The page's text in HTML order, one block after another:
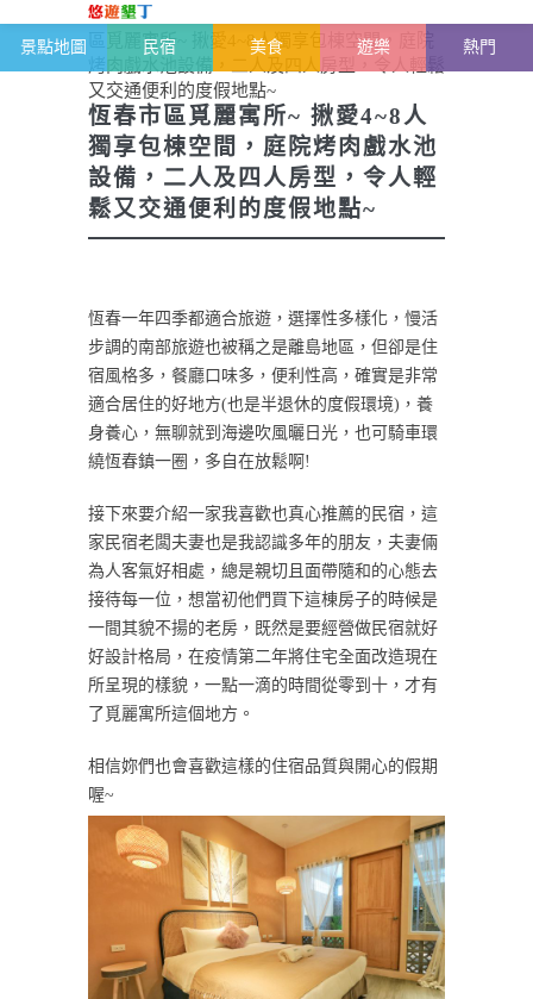
景點地圖 民宿 美食 遊樂 熱門
恆春半島-墾丁雜記
區覓麗寓所~ 揪愛4~8人獨享包棟空間，庭院
又交通便利的度假地點~
恆春市區覓麗寓所~ 揪愛4~8人
獨享包棟空間，庭院烤肉戲水池
設備，二人及四人房型，令人輕
鬆又交通便利的度假地點~
恆春一年四季都適合旅遊，選擇性多樣化，慢活
步調的南部旅遊也被稱之是離島地區，但卻是住
宿風格多，餐廳口味多，便利性高，確實是非常
適合居住的好地方(也是半退休的度假環境)，養
身養心，無聊就到海邊吹風曬日光，也可騎車環
繞恆春鎮一圈，多自在放鬆啊!
接下來要介紹一家我喜歡也真心推薦的民宿，這
家民宿老闆夫妻也是我認識多年的朋友，夫妻倆
為人客氣好相處，總是親切且面帶隨和的心態去
接待每一位，想當初他們買下這棟房子的時候是
一間其貌不揚的老房，既然是要經營做民宿就好
好設計格局，在疫情第二年將住宅全面改造現在
所呈現的樣貌，一點一滴的時間從零到十，才有
了覓麗寓所這個地方。
相信妳們也會喜歡這樣的住宿品質與開心的假期
喔~